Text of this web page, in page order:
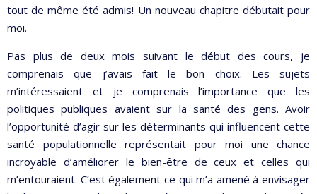
tout de même été admis! Un nouveau chapitre débutait pour
moi.
Pas plus de deux mois suivant le début des cours, je
comprenais que j’avais fait le bon choix. Les sujets
m’intéressaient et je comprenais l’importance que les
politiques publiques avaient sur la santé des gens. Avoir
l’opportunité d’agir sur les déterminants qui influencent cette
santé populationnelle représentait pour moi une chance
incroyable d’améliorer le bien-être de ceux et celles qui
m’entouraient. C’est également ce qui m’a amené à envisager